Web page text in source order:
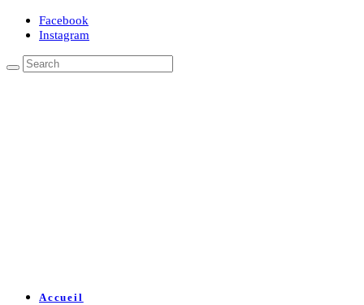
Facebook
Instagram
Accueil